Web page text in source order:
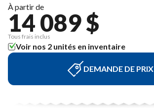
À partir de
14 089 $
Tous frais inclus
Voir nos 2 unités en inventaire
DEMANDE DE PRIX